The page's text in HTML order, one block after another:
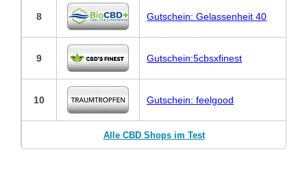
8 Gutschein: Gelassenheit 40
9 Gutschein:5cbsxfinest
10 Gutschein: feelgood
Alle CBD Shops im Test